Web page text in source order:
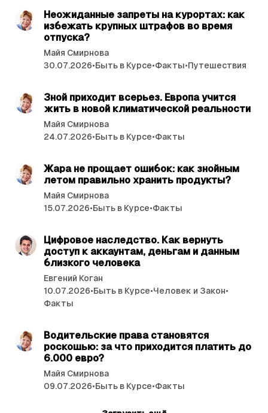
Неожиданные запреты на курортах: как
избе­жать крупных штрафов во время
отпуска?
Майя Смирнова
30.07.2026•Быть в Курсе•Факты•Путешествия
Зной приходит всерьез. Европа учится
жить в новой климатической реальности
Майя Смирнова
24.07.2026•Быть в Курсе•Факты
Жара не прощает ошибок: как знойным
летом правильно хранить продукты?
Майя Смирнова
15.07.2026•Быть в Курсе•Факты
Цифровое наследство. Как вернуть
доступ к аккаунтам, деньгам и данным
близкого человека
Евгений Коган
10.07.2026•Быть в Курсе•Человек и Закон•
Факты
Водительские права становятся
роскошью: за что приходится платить до
6.000 евро?
Майя Смирнова
09.07.2026•Быть в Курсе•Факты